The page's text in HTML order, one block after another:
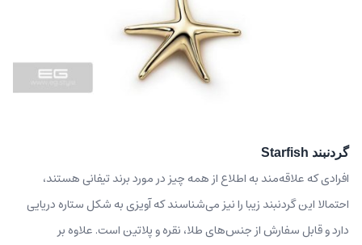
گردنبند Starfish
افرادی که علاقه‌مند به اطلاع از همه چیز در مورد برند تیفانی هستند،
احتمالا این گردنبند زیبا را نیز می‌شناسند که آویزی به شکل ستاره دریایی
دارد و قابل سفارش از جنس‌های طلا، نقره و پلاتین است. علاوه بر